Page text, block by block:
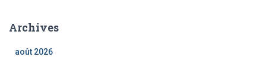
Archives
août 2026